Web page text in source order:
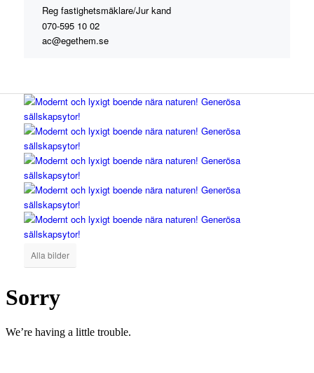
Reg fastighetsmäklare/Jur kand
070-595 10 02
ac@egethem.se
Alla bilder